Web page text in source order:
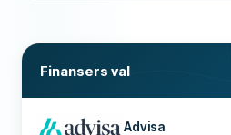
Finansers val
Advisa